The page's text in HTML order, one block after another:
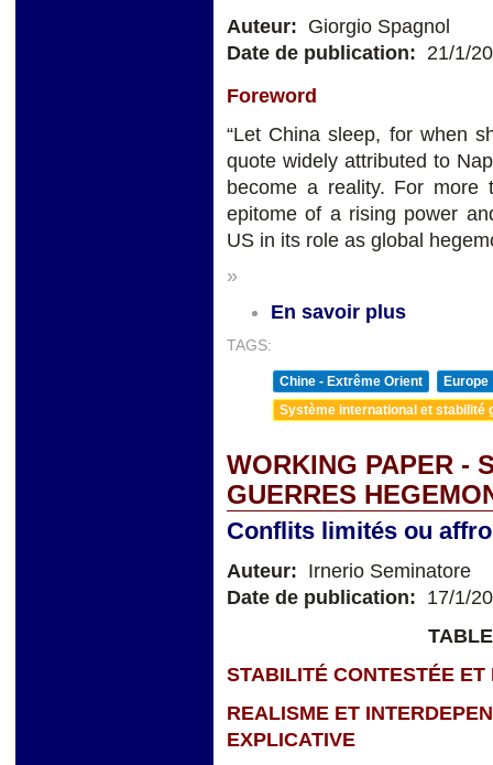
Auteur: Giorgio Spagnol
Date de publication: 21/1/
Foreword
“Let China sleep, for when
quote widely attributed to
become a reality. For more
epitome of a rising power
US in its role as global
»
En savoir plus
TAGS:
Chine - Extrême Orient
Europe
Système international et stabilité
WORKING PAPER -
GUERRES
Conflits limités ou
Auteur: Irnerio Seminatore
Date de publication: 17/1/
STABILITÉ CONTESTÉE ET
REALISME ET
EXPLICATIVE